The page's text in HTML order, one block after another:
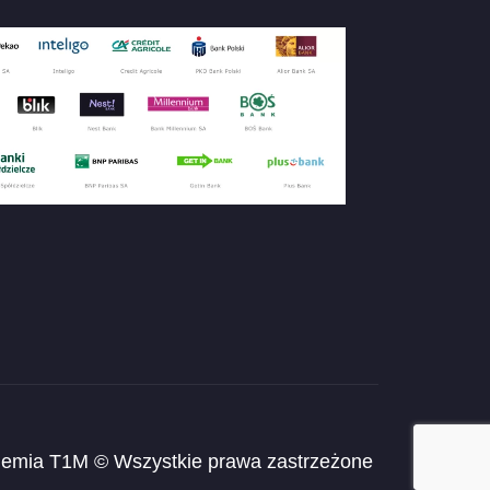
T1M © Wszystkie prawa zastrzeżone